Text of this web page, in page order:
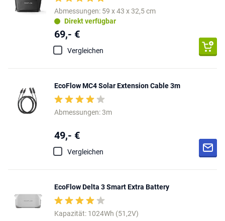
Abmessungen: 59 x 43 x 32,5 cm
Direkt verfügbar
69,- €
Vergleichen
EcoFlow MC4 Solar Extension Cable 3m
Abmessungen: 3m
49,- €
Vergleichen
EcoFlow Delta 3 Smart Extra Battery
Kapazität: 1024Wh (51,2V)